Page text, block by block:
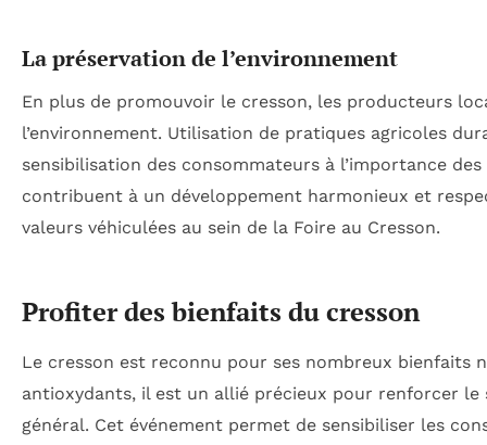
La préservation de l’environnement
En plus de promouvoir le cresson, les producteurs
l’environnement. Utilisation de pratiques agricoles
sensibilisation des consommateurs à l’importance
contribuent à un développement harmonieux et
valeurs véhiculées au sein de la Foire au Cresson.
Profiter des bienfaits du cresson
Le cresson est reconnu pour ses nombreux bienfaits
antioxydants, il est un allié précieux pour renforcer
général. Cet événement permet de sensibiliser les